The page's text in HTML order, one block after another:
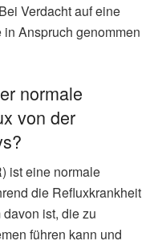
Verdacht auf eine
Anspruch genommen
normale
von der
ist eine normale
die Refluxkrankheit
ist, die zu
führen kann und